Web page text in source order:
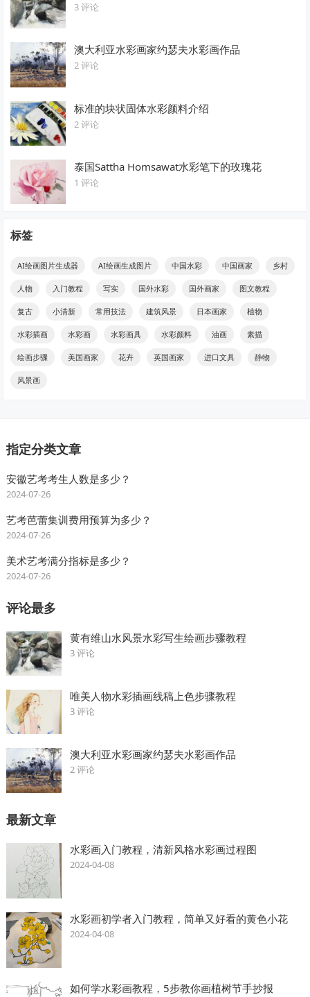
3 评论
澳大利亚水彩画家约瑟夫水彩画作品
2 评论
标准的块状固体水彩颜料介绍
2 评论
泰国Sattha Homsawat水彩笔下的玫瑰花
1 评论
标签
AI绘画图片生成器 AI绘画生成图片 中国水彩 中国画家 乡村
人物 入门教程 写实 国外水彩 国外画家 图文教程
复古 小清新 常用技法 建筑风景 日本画家 植物
水彩插画 水彩画 水彩画具 水彩颜料 油画 素描
绘画步骤 美国画家 花卉 英国画家 进口文具 静物
风景画
指定分类文章
安徽艺考考生人数是多少？
2024-07-26
艺考芭蕾集训费用预算为多少？
2024-07-26
美术艺考满分指标是多少？
2024-07-26
评论最多
黄有维山水风景水彩写生绘画步骤教程
3 评论
唯美人物水彩插画线稿上色步骤教程
3 评论
澳大利亚水彩画家约瑟夫水彩画作品
2 评论
最新文章
水彩画入门教程，清新风格水彩画过程图
2024-04-08
水彩画初学者入门教程，简单又好看的黄色小花
2024-04-08
如何学水彩画教程，5步教你画植树节手抄报